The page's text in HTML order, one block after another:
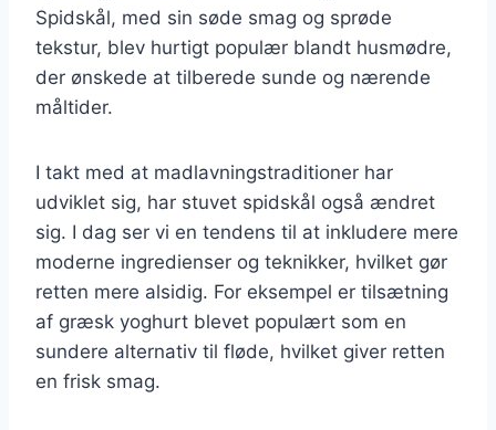
Spidskål, med sin søde smag og sprøde
tekstur, blev hurtigt populær blandt husmødre,
der ønskede at tilberede sunde og nærende
måltider.
I takt med at madlavningstraditioner har
udviklet sig, har stuvet spidskål også ændret
sig. I dag ser vi en tendens til at inkludere mere
moderne ingredienser og teknikker, hvilket gør
retten mere alsidig. For eksempel er tilsætning
af græsk yoghurt blevet populært som en
sundere alternativ til fløde, hvilket giver retten
en frisk smag.